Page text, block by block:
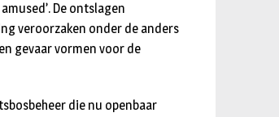
De ontslagen
veroorzaken onder de anders
gevaar vormen voor de
die nu openbaar